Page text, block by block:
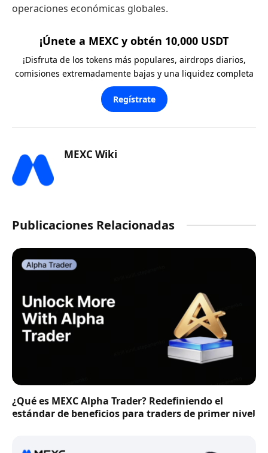
operaciones económicas globales.
¡Únete a MEXC y obtén 10,000 USDT
¡Disfruta de los tokens más populares, airdrops diarios,
comisiones extremadamente bajas y una liquidez completa
Regístrate
MEXC Wiki
Publicaciones Relacionadas
¿Qué es MEXC Alpha Trader? Redefiniendo el
estándar de beneficios para traders de primer nivel